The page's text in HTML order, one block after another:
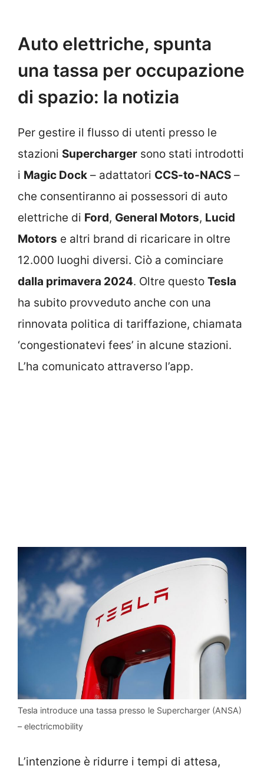
Auto elettriche, spunta
una tassa per occupazione
di spazio: la notizia
Per gestire il flusso di utenti presso le
stazioni Supercharger sono stati introdotti
i Magic Dock – adattatori CCS-to-NACS –
che consentiranno ai possessori di auto
elettriche di Ford, General Motors, Lucid
Motors e altri brand di ricaricare in oltre
12.000 luoghi diversi. Ciò a cominciare
dalla primavera 2024. Oltre questo Tesla
ha subito provveduto anche con una
rinnovata politica di tariffazione, chiamata
‘congestionatevi fees’ in alcune stazioni.
L’ha comunicato attraverso l’app.
Tesla introduce una tassa presso le Supercharger (ANSA)
– electricmobility
L’intenzione è ridurre i tempi di attesa,